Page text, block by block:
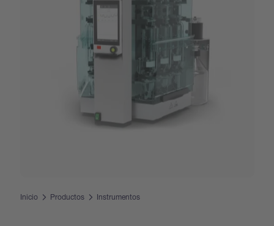
Inicio Productos Instrumentos